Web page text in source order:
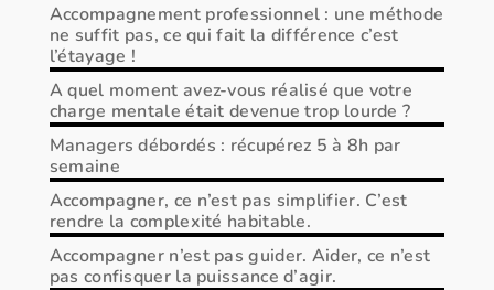
Accompagnement professionnel : une méthode
ne suffit pas, ce qui fait la différence c’est
l’étayage !
A quel moment avez-vous réalisé que votre
charge mentale était devenue trop lourde ?
Managers débordés : récupérez 5 à 8h par
semaine
Accompagner, ce n’est pas simplifier. C’est
rendre la complexité habitable.
Accompagner n’est pas guider. Aider, ce n’est
pas confisquer la puissance d’agir.